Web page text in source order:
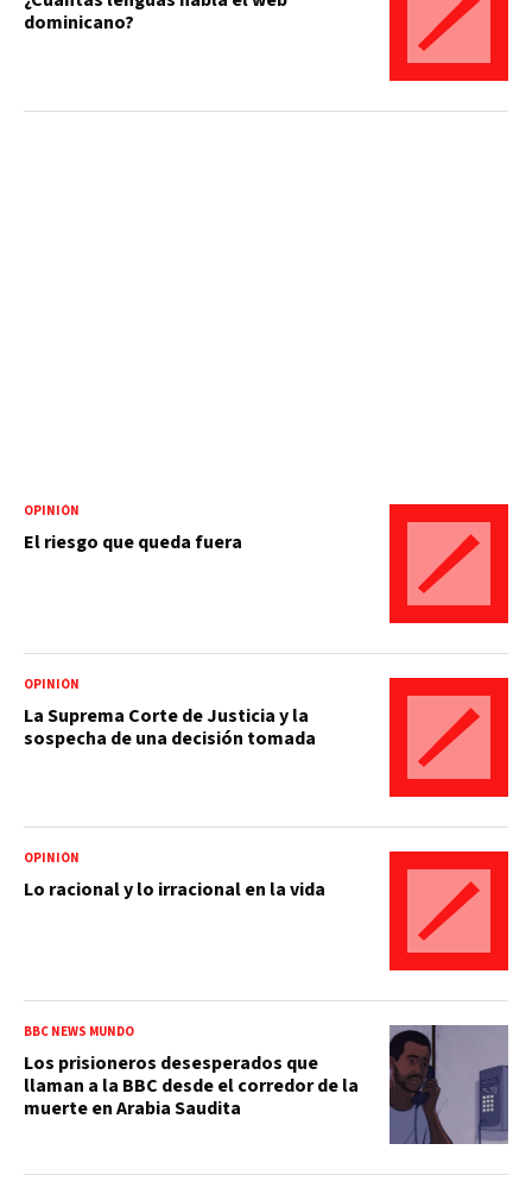
dominicano?
OPINIÓN
El riesgo que queda fuera
OPINIÓN
La Suprema Corte de Justicia y la
sospecha de una decisión tomada
OPINIÓN
Lo racional y lo irracional en la vida
BBC NEWS MUNDO
Los prisioneros desesperados que
llaman a la BBC desde el corredor de la
muerte en Arabia Saudita